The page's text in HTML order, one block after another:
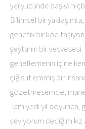
yeryüzünde başka
Bilimsel bir
genetik bir kod
şeytanın bir
genellemenin içine
çiğ süt emmiş bir
gözetmesemde,
Tam yedi yıl
seviyorum dediğim kız